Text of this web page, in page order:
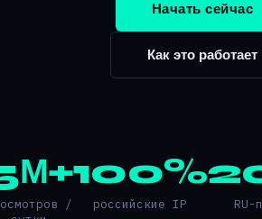
Начать сейчас
Как это работает
/
100%
российские IP RU-